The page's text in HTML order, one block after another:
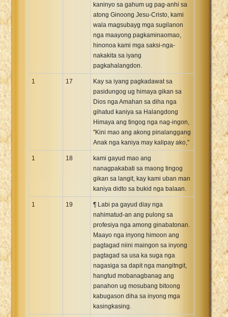
kaninyo sa gahum ug pag-anhi sa
atong Ginoong Jesu-Cristo, kami
wala magsubayg mga sugilanon
nga maayong pagkaminaomao,
hinonoa kami mga saksi-nga-
nakakita sa iyang
pagkahalangdon.
1 17
Kay sa iyang pagkadawat sa
pasidungog ug himaya gikan sa
Dios nga Amahan sa diha nga
gihatud kaniya sa Halangdong
Himaya ang tingog nga nag-ingon,
"Kini mao ang akong pinalanggang
Anak nga kaniya may kalipay ako,"
1 18
kami gayud mao ang
nanagpakabati sa maong tingog
gikan sa langit, kay kami uban man
kaniya didto sa bukid nga balaan.
1 19
¶ Labi pa gayud diay nga
nahimatud-an ang pulong sa
profesiya nga among ginabatonan.
Maayo nga inyong himoon ang
pagtagad niini maingon sa inyong
pagtagad sa usa ka suga nga
nagasiga sa dapit nga mangitngit,
hangtud mobanagbanag ang
panahon ug mosubang bitoong
kabugason diha sa inyong mga
kasingkasing.